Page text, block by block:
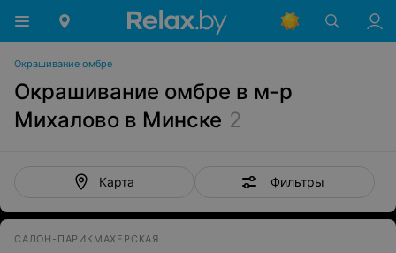
Окрашивание омбре
Окрашивание омбре в м-р
Михалово в Минске 2
Карта Фильтры
САЛОН-ПАРИКМАХЕРСКАЯ